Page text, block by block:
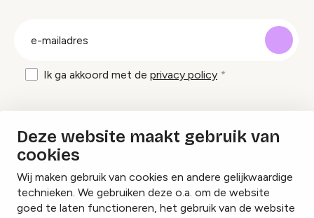
Deze website maakt gebruik van
cookies
Wij maken gebruik van cookies en andere gelijkwaardige
technieken. We gebruiken deze o.a. om de website
goed te laten functioneren, het gebruik van de website
Ik ga akkoord met de privacy policy
Inspiratie en tips om evenementen te
organiseren?
Lees onze inspiratieblogs